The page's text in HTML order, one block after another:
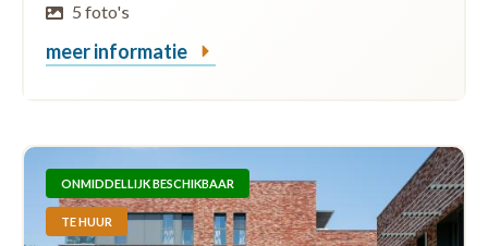
5 foto's
meer informatie
ONMIDDELLIJK BESCHIKBAAR
TE HUUR